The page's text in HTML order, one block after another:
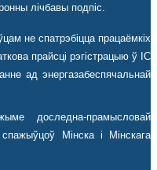
лічбавы подпіс.
не спатрэбіцца працаёмкіх
прайсці рэгістрацыю ў ІС
ад энергазабеспячальнай
доследна-прамысловай
Мінска і Мінскага